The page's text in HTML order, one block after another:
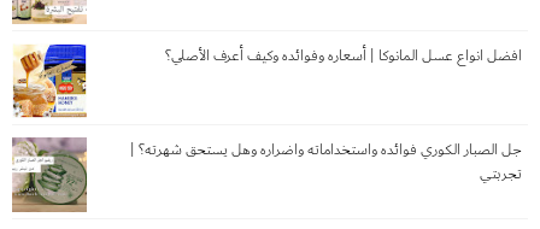
افضل انواع عسل المانوكا | أسعاره وفوائده وكيف أعرف الأصلي؟
جل الصبار الكوري فوائده واستخداماته واضراره وهل يستحق شهرته؟ |
تجربتي